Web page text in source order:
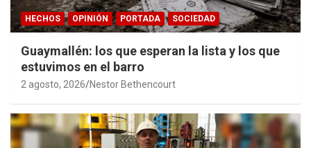
HECHOS OPINIÓN PORTADA SOCIEDAD
Guaymallén: los que esperan la lista y los que
estuvimos en el barro
2 agosto, 2026 Nestor Bethencourt